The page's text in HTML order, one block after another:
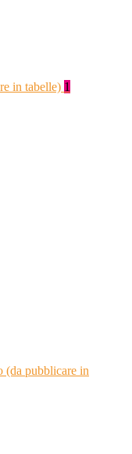
in tabelle) 1
(da pubblicare in